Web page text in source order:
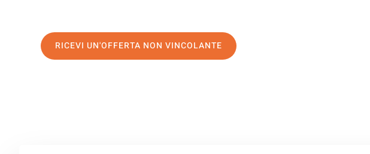
RICEVI UN'OFFERTA NON VINCOLANTE